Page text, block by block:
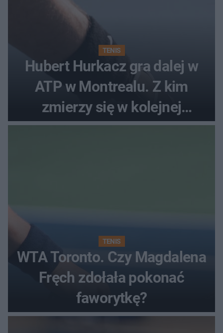
TENIS
Hubert Hurkacz gra dalej w
ATP w Montrealu. Z kim
zmierzy się w kolejnej
rundzie?
TENIS
WTA Toronto. Czy Magdalena
Fręch zdołała pokonać
faworytkę?